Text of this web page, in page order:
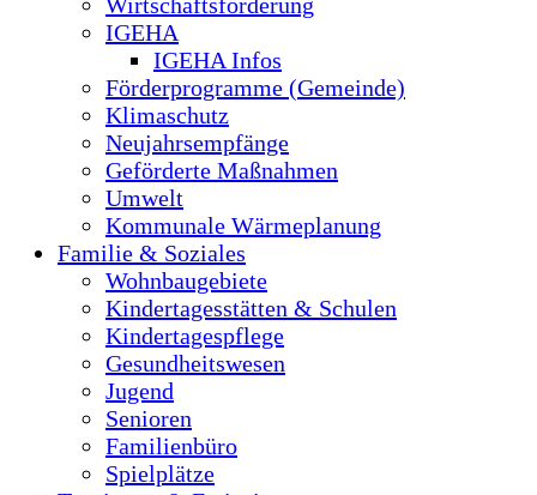
IGEHA
IGEHA Infos
Förderprogramme (Gemeinde)
Klimaschutz
Neujahrsempfänge
Geförderte Maßnahmen
Umwelt
Kommunale Wärmeplanung
Familie & Soziales
Wohnbaugebiete
Kindertagesstätten & Schulen
Kindertagespflege
Gesundheitswesen
Jugend
Senioren
Familienbüro
Spielplätze